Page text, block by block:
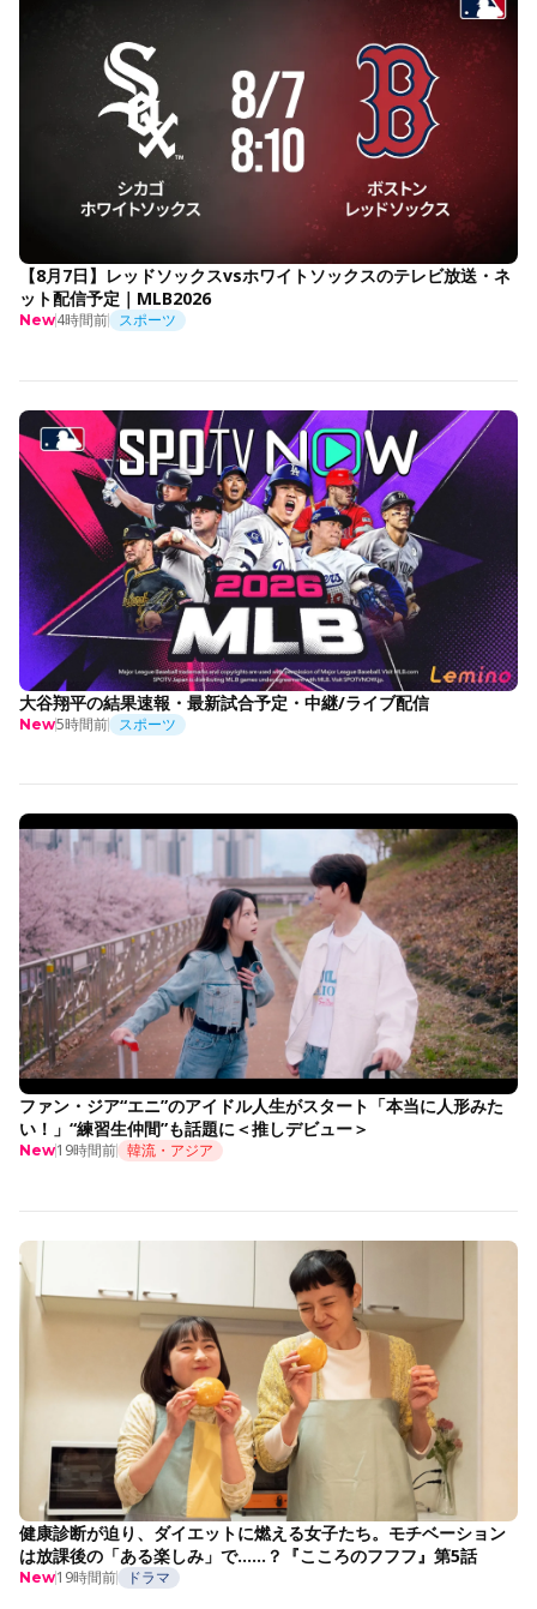
【8月7日】レッドソックスvsホワイトソックスのテレビ放送・ネ
ット配信予定｜MLB2026
New4時間前 スポーツ
大谷翔平の結果速報・最新試合予定・中継/ライブ配信
New5時間前 スポーツ
ファン・ジア“エニ”のアイドル人生がスタート「本当に人形みた
い！」“練習生仲間”も話題に＜推しデビュー＞
New19時間前 韓流・アジア
健康診断が迫り、ダイエットに燃える女子たち。モチベーション
は放課後の「ある楽しみ」で……？『こころのフフフ』第5話
New19時間前 ドラマ